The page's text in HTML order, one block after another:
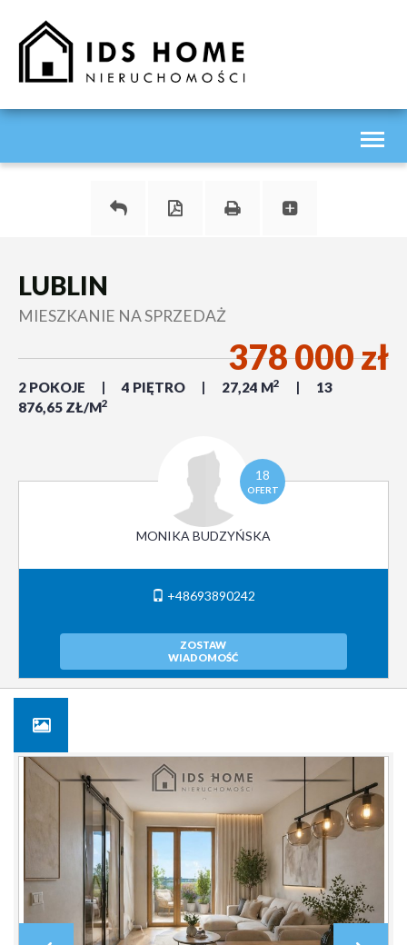
LUBLIN
MIESZKANIE NA SPRZEDAŻ
2 POKOJE 4 PIĘTRO 27,24 M2
13
876,65 ZŁ/M2
378 000 zł
18
OFERT
MONIKA BUDZYŃSKA
+48693890242
ZOSTAW
WIADOMOŚĆ